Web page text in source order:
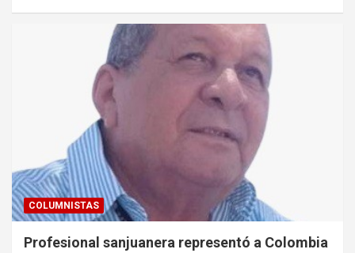
COLUMNISTAS
Profesional sanjuanera representó a Colombia